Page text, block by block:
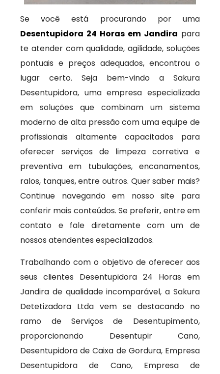
Se você está procurando por uma
Desentupidora 24 Horas em Jandira para
te atender com qualidade, agilidade, soluções
pontuais e preços adequados, encontrou o
lugar certo. Seja bem-vindo a Sakura
Desentupidora, uma empresa especializada
em soluções que combinam um sistema
moderno de alta pressão com uma equipe de
profissionais altamente capacitados para
oferecer serviços de limpeza corretiva e
preventiva em tubulações, encanamentos,
ralos, tanques, entre outros. Quer saber mais?
Continue navegando em nosso site para
conferir mais conteúdos. Se preferir, entre em
contato e fale diretamente com um de
nossos atendentes especializados.
Trabalhando com o objetivo de oferecer aos
seus clientes Desentupidora 24 Horas em
Jandira de qualidade incomparável, a Sakura
Detetizadora Ltda vem se destacando no
ramo de Serviços de Desentupimento,
proporcionando Desentupir Cano,
Desentupidora de Caixa de Gordura, Empresa
Desentupidora de Cano, Empresa de